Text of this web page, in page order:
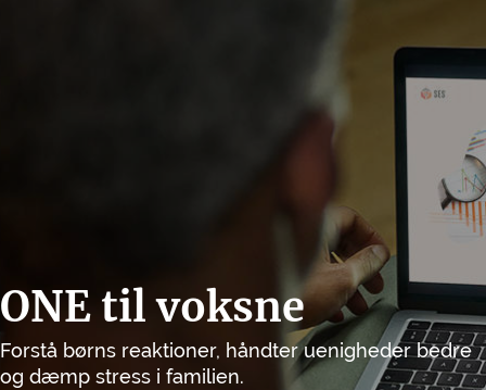
ONE til voksne
Forstå børns reaktioner, håndter uenigheder bedre
og dæmp stress i familien.